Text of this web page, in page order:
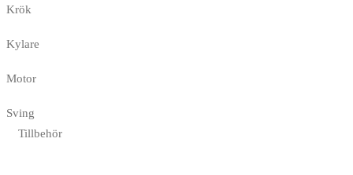
Krök
Kylare
Motor
Sving
Tillbehör